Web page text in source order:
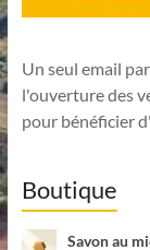
Un seul email
l'ouverture des
pour bénéficier
Boutique
Savon au